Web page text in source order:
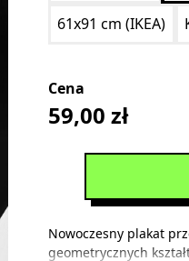
61x91 cm (IKEA)
Cena
59,00 zł
Nowoczesny plakat
geometrycznych